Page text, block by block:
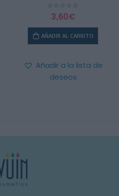
out of 5
3,60€
AÑADIR AL CARRITO
Añadir a la lista de
deseos